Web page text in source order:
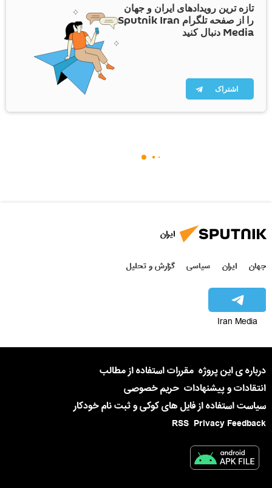
تازه ترین رویدادهای ایران و جهان
را از صفحه تلگرام Sputnik Iran
Media دنبال کنید
اشتراک
ایران
جهان ایران سیاسی گزارش و تحلیل
Iran Media
درباره ی این پروژه مقررات استفاده از مطالب
انتقادات و پیشنهادات حریم خصوصی
سیاست استفاده از فایل های کوکی و ثبت نام خودکار
Privacy Feedback
RSS